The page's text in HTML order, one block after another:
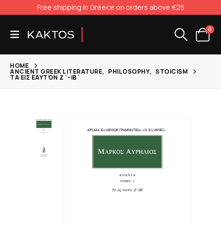
Free shipping in Greece on orders above €25
0
HOME
ANCIENT GREEK LITERATURE, PHILOSOPHY, STOICISM
ΤΑ ΕΙΣ ΕΑΥΤΌΝ Ζ΄-ΙΒ΄